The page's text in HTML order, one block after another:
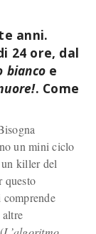
anni.
24 ore, dal
bianco e
. Come
un mini ciclo
un killer del
questo